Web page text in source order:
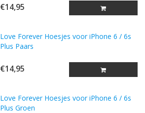
€14,95
Love Forever Hoesjes voor iPhone 6 / 6s
Plus Paars
€14,95
Love Forever Hoesjes voor iPhone 6 / 6s
Plus Groen